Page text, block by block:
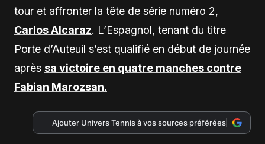
tour et affronter la tête de série numéro 2,
Carlos Alcaraz. L’Espagnol, tenant du titre
Porte d’Auteuil s’est qualifié en début de journée
après sa victoire en quatre manches contre
Fabian Marozsan.
Ajouter Univers Tennis à vos sources préférées